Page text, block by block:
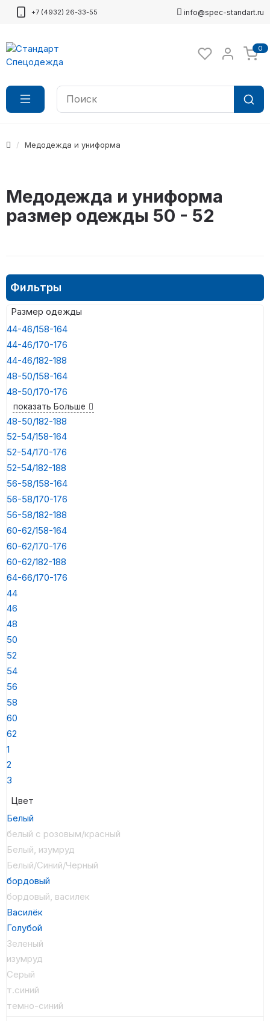
+7 (4932) 26-33-55 info@spec-standart.ru
0
Медодежда и униформа
Медодежда и униформа
размер одежды 50 - 52
Фильтры
Размер одежды
44-46/158-164
44-46/170-176
44-46/182-188
48-50/158-164
48-50/170-176
показать Больше
48-50/182-188
52-54/158-164
52-54/170-176
52-54/182-188
56-58/158-164
56-58/170-176
56-58/182-188
60-62/158-164
60-62/170-176
60-62/182-188
64-66/170-176
44
46
48
50
52
54
56
58
60
62
1
2
3
Цвет
Белый
белый с розовым/красный
Белый, изумруд
Белый/Синий/Черный
бордовый
бордовый, василек
Василёк
Голубой
Зеленый
изумруд
Серый
т.синий
темно-синий